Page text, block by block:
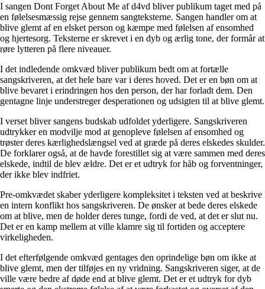
I sangen Dont Forget About Me af ​d4vd bliver publikum taget med på
en følelsesmæssig rejse gennem sangteksterne. Sangen handler om at
blive glemt af en elsket person og kæmpe med følelsen af ensomhed
og hjertesorg. Teksterne er skrevet i en dyb og ærlig tone, der formår at
røre lytteren på flere niveauer.
I det indledende omkvæd bliver publikum bedt om at fortælle
sangskriveren, at det hele bare var i deres hoved. Det er en bøn om at
blive bevaret i erindringen hos den person, der har forladt dem. Den
gentagne linje understreger desperationen og udsigten til at blive glemt.
I verset bliver sangens budskab udfoldet yderligere. Sangskriveren
udtrykker en modvilje mod at genopleve følelsen af ensomhed og
trøster deres kærlighedslængsel ved at græde på deres elskedes skulder.
De forklarer også, at de havde forestillet sig at være sammen med deres
elskede, indtil de blev ældre. Det er et udtryk for håb og forventninger,
der ikke blev indfriet.
Pre-omkvædet skaber yderligere kompleksitet i teksten ved at beskrive
en intern konflikt hos sangskriveren. De ønsker at bede deres elskede
om at blive, men de holder deres tunge, fordi de ved, at det er slut nu.
Det er en kamp mellem at ville klamre sig til fortiden og acceptere
virkeligheden.
I det efterfølgende omkvæd gentages den oprindelige bøn om ikke at
blive glemt, men der tilføjes en ny vridning. Sangskriveren siger, at de
ville være bedre af døde end at blive glemt. Det er et udtryk for dyb